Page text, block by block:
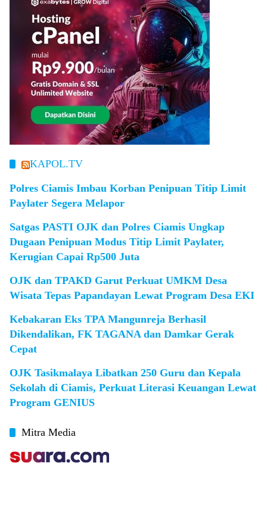
KAPOL.TV
Polres Ciamis Imbau Korban Penipuan Titip Limit
Paylater Segera Melapor
Satgas PASTI OJK dan Polres Ciamis Ungkap
Dugaan Penipuan Modus Titip Limit Paylater,
Kerugian Capai Rp500 Juta
OJK dan TPAKD Garut Perkuat UMKM Desa
Wisata Tepas Papandayan Lewat Program Desa EKI
Kebakaran Eks TPA Mangunreja Berhasil
Dikendalikan, FK TAGANA dan Damkar Gerak
Cepat
OJK Tasikmalaya Libatkan 250 Guru dan Kepala
Sekolah di Ciamis, Perkuat Literasi Keuangan Lewat
Program GENIUS
Mitra Media